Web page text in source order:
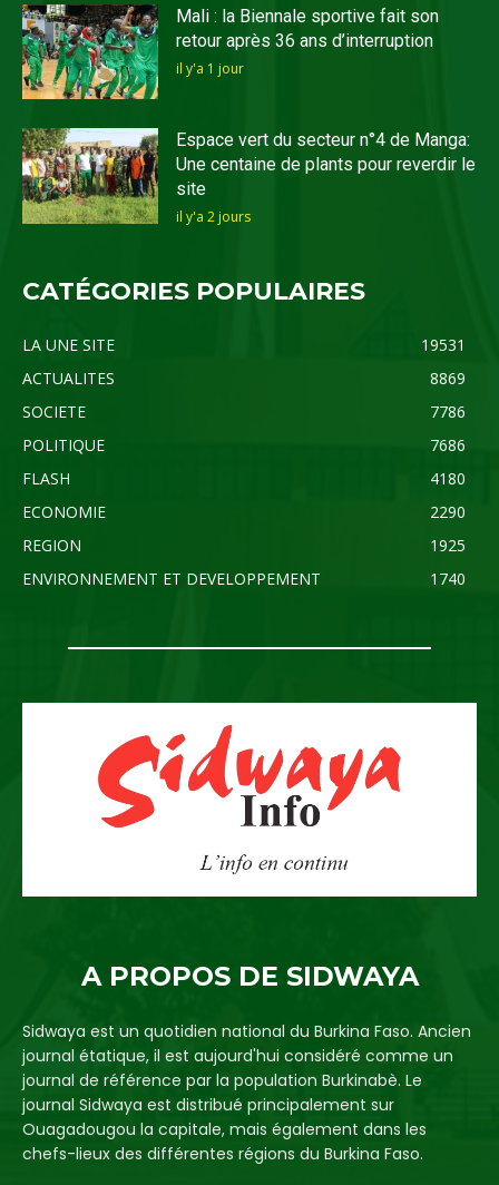
Mali : la Biennale sportive fait son
retour après 36 ans d’interruption
il y'a 1 jour
Espace vert du secteur n°4 de Manga:
Une centaine de plants pour reverdir le
site
il y'a 2 jours
CATÉGORIES POPULAIRES
LA UNE SITE
19531
ACTUALITES
8869
SOCIETE
7786
POLITIQUE
7686
FLASH
4180
ECONOMIE
2290
REGION
1925
ENVIRONNEMENT ET DEVELOPPEMENT
1740
A PROPOS DE SIDWAYA
Sidwaya est un quotidien national du Burkina Faso. Ancien
journal étatique, il est aujourd'hui considéré comme un
journal de référence par la population Burkinabè. Le
journal Sidwaya est distribué principalement sur
Ouagadougou la capitale, mais également dans les
chefs-lieux des différentes régions du Burkina Faso.